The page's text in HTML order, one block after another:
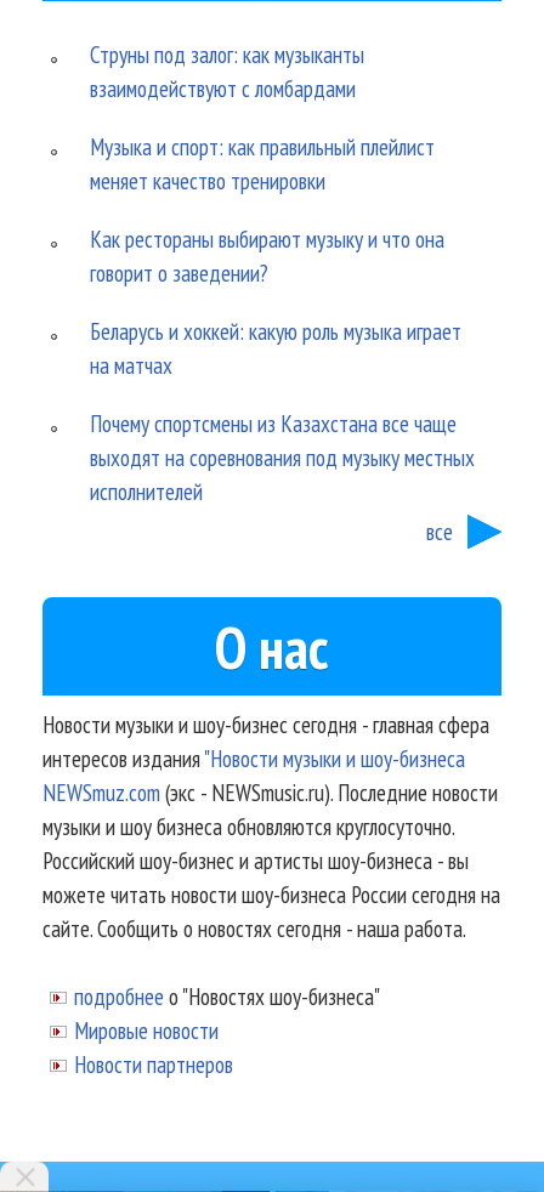
Струны под залог: как музыканты
взаимодействуют с ломбардами
Музыка и спорт: как правильный плейлист
меняет качество тренировки
Как рестораны выбирают музыку и что она
говорит о заведении?
Беларусь и хоккей: какую роль музыка играет
на матчах
Почему спортсмены из Казахстана все чаще
выходят на соревнования под музыку местных
исполнителей
все
О нас
Новости музыки и шоу-бизнес сегодня - главная сфера
интересов издания"Новости музыки и шоу-бизнеса
NEWSmuz.com(экс - NEWSmusic.ru). Последние новости
музыки и шоу бизнеса обновляются круглосуточно.
Российский шоу-бизнес и артисты шоу-бизнеса - вы
можете читать новости шоу-бизнеса России сегодня на
сайте. Сообщить о новостях сегодня - наша работа.
подробнее о "Новостях шоу-бизнеса"
Мировые новости
Новости партнеров